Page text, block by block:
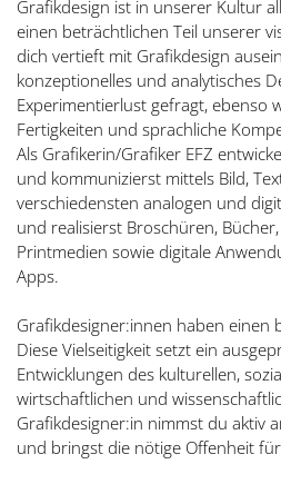
Grafikdesign ist in unserer Kultur
einen beträchtlichen Teil unserer
dich vertieft mit Grafikdesign
konzeptionelles und analytisches
Experimentierlust gefragt, ebenso
Fertigkeiten und sprachliche
Als Grafikerin/Grafiker EFZ
und kommunizierst mittels Bild,
verschiedensten analogen und
und realisierst Broschüren,
Printmedien sowie digitale
Apps.
Grafikdesigner:innen haben einen
Diese Vielseitigkeit setzt ein
Entwicklungen des kulturellen,
wirtschaftlichen und
Grafikdesigner:in nimmst du aktiv
und bringst die nötige Offenheit